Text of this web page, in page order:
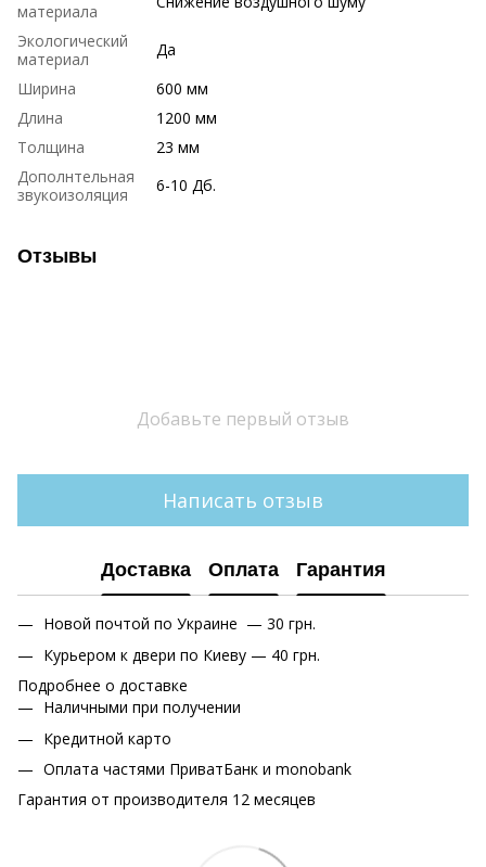
материала
Экологический
материал
Да
Ширина
600 мм
Длина
1200 мм
Толщина
23 мм
Дополнтельная
звукоизоляция
6-10 Дб.
Отзывы
Добавьте первый отзыв
Написать отзыв
Доставка Оплата Гарантия
Новой почтой по Украине — 30 грн.
Курьером к двери по Киеву — 40 грн.
Подробнее о доставке
Наличными при получении
Кредитной карто
Оплата частями ПриватБанк и monobank
Гарантия от производителя 12 месяцев